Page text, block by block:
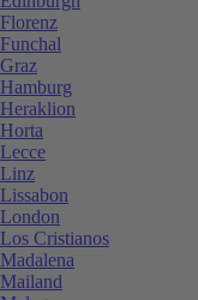
Florenz
Funchal
Graz
Hamburg
Heraklion
Horta
Lecce
Linz
Lissabon
London
Los Cristianos
Madalena
Mailand